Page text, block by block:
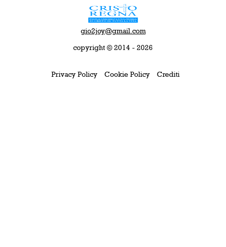
gio2joy@gmail.com
copyright © 2014 - 2026
Privacy Policy Cookie Policy Crediti